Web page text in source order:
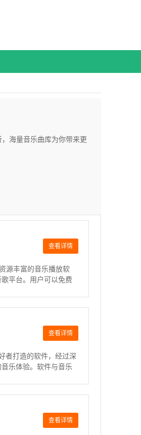
海量音乐曲库为你带来更
查看详情
源丰富的音乐播放软
平台。用户可以免费
查看详情
者打造的软件，经过深
乐体验。软件与音乐
查看详情